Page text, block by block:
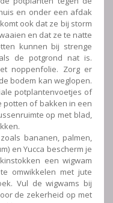
en onder een afdak
ook dat ze bij storm
en dat ze te natte
kunnen bij strenge
de potgrond nat is.
noppenfolie. Zorg er
bodem kan weglopen.
potplantenvoetjes of
potten of bakken in een
op met blad,
bananen, palmen,
en Yucca bescherm je
een wigwam
omwikkelen met jute
Vul de wigwams bij
de zekerheid op met